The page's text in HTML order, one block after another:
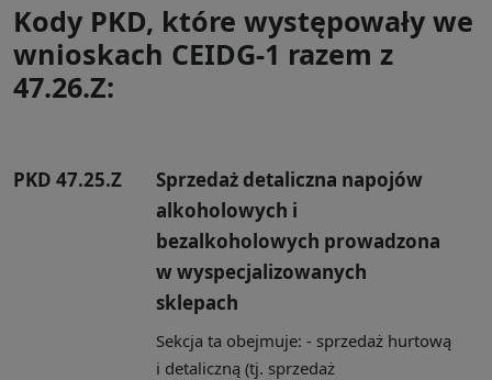
Kody PKD, które występowały we
wnioskach CEIDG-1 razem z
47.26.Z:
PKD 47.25.Z
Sprzedaż detaliczna napojów
alkoholowych i
bezalkoholowych prowadzona
w wyspecjalizowanych
sklepach
Sekcja ta obejmuje: - sprzedaż hurtową
i detaliczną (tj. sprzedaż